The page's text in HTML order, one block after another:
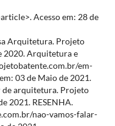
Acesso em: 28 de
Arquitetura. Projeto
2020. Arquitetura e
em-
03 de Maio de 2021.
de arquitetura. Projeto
2021. RESENHA.
nao-vamos-falar-